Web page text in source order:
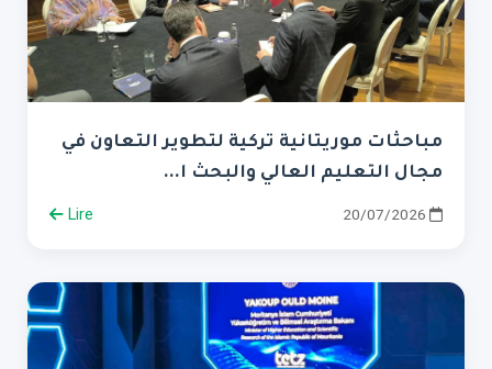
مباحثات موريتانية تركية لتطوير التعاون في
مجال التعليم العالي والبحث ا...
20/07/2026
Lire